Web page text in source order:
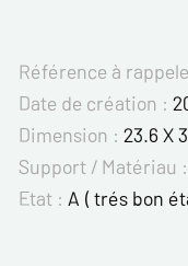
Référence à
Date de création :
Dimension : 23.6 X
Support / Matériau :
Etat : A ( trés bon